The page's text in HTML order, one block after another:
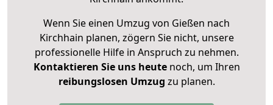
Wenn Sie einen Umzug von Gießen nach
Kirchhain planen, zögern Sie nicht, unsere
professionelle Hilfe in Anspruch zu nehmen.
Kontaktieren Sie uns heutenoch, um Ihren
reibungslosen Umzug zu planen.